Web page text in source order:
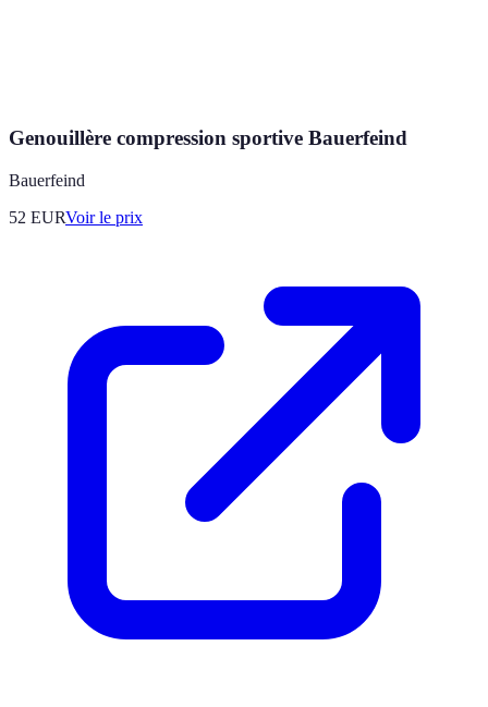
Genouillère compression sportive Bauerfeind
Bauerfeind
52 EURVoir le prix